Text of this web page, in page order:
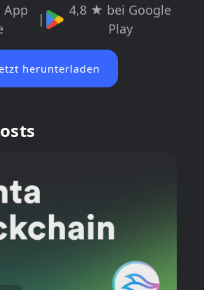
|
4,8 ★ bei Google
Play
herunterladen